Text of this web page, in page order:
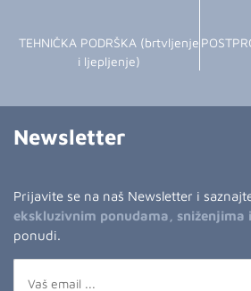
TEHNIČKA PODRŠKA (brtvljenje
i ljepljenje)
Newsletter
Prijavite se na naš Newsletter i
ekskluzivnim ponudama, sniženjima
ponudi.